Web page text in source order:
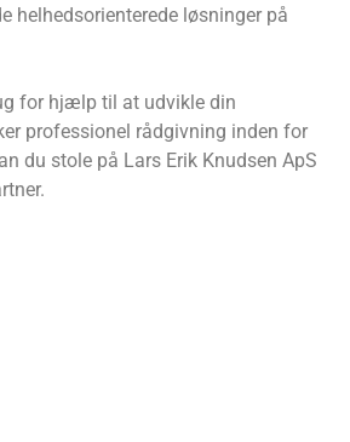
helhedsorienterede løsninger på
for hjælp til at udvikle din
professionel rådgivning inden for
du stole på Lars Erik Knudsen ApS